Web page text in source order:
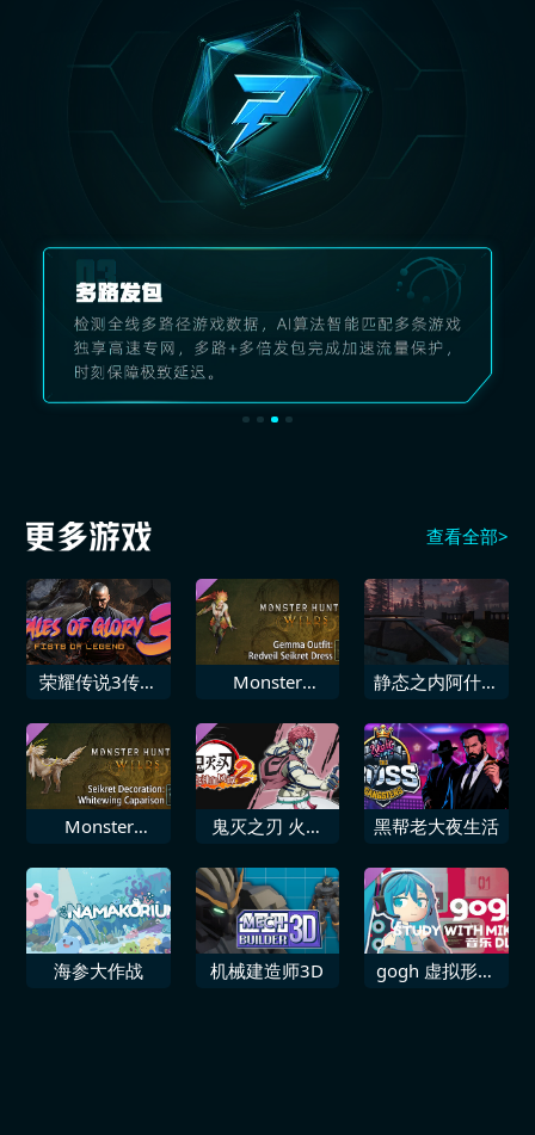
查看全部>
荣耀传说3传奇
Monster
追加杰玛服装
“亮丽红冠鹭鹰
龙裙”
静态之内阿什堡
Monster
追加鹭鹰龙装饰
“圣白翼骑装”
鬼灭之刃 火之
窝座无限城”角
色包
黑帮老大夜生活
海参大作战 机械建造师3D
gogh 虚拟形象